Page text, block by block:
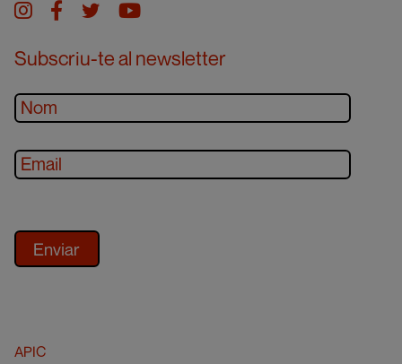
Instagram
facebook
twitteryoutube
Subscriu-te al newsletter
APIC